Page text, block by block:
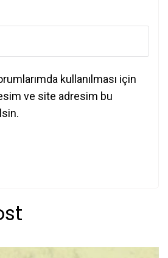
kullanılması için
ve site adresim bu